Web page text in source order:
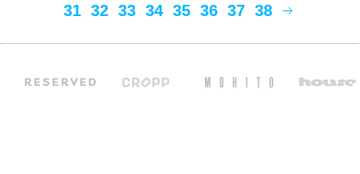
31 32 33 34 35 36 37 38